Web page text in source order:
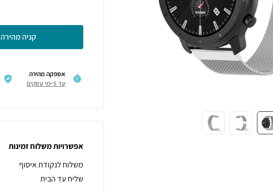
קניה מהירה
אספקה מהירה
עד 5 ימי עסקים
אפשרויות משלוח זמינות
משלוח לנקודת איסוף
שליח עד הבית